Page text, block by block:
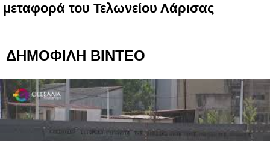
μεταφορά του Τελωνείου Λάρισας
ΔΗΜΟΦΙΛΗ ΒΙΝΤΕΟ